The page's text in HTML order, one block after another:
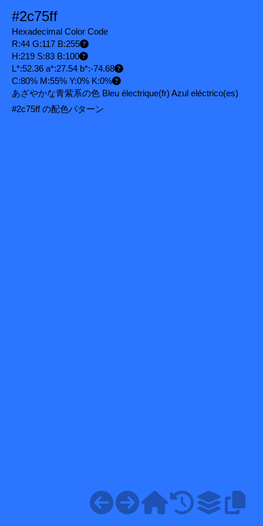
#2c75ff
Hexadecimal Color Code
R:44 G:117 B:255
H:219 S:83 B:100
L*:52.36 a*:27.54 b*:-74.68
C:80% M:55% Y:0% K:0%
あざやかな青紫系の色 Bleu électrique(fr) Azul eléctrico(es)
#2c75ff の配色パターン